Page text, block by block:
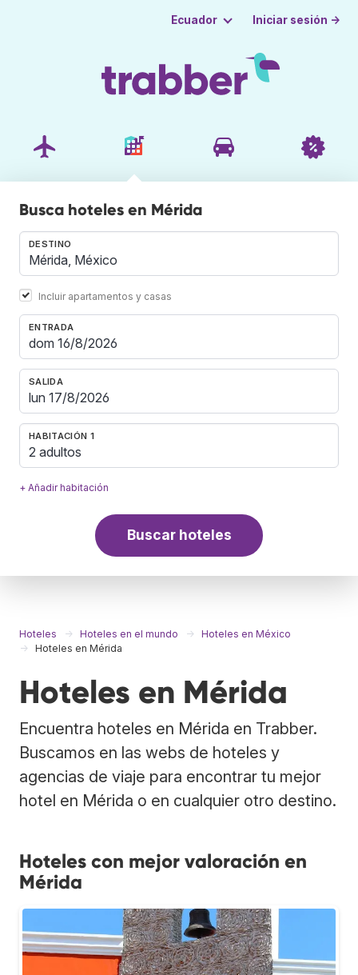
Ecuador Iniciar sesión →
Busca hoteles en Mérida
DESTINO
Incluir apartamentos y casas
ENTRADA
SALIDA
HABITACIÓN 1
2 adultos
+ Añadir habitación
Buscar hoteles
Hoteles Hoteles en el mundo
Hoteles en México
Hoteles en Mérida
Hoteles en Mérida
Encuentra hoteles en Mérida en Trabber.
Buscamos en las webs de hoteles y
agencias de viaje para encontrar tu mejor
hotel en Mérida o en cualquier otro destino.
Hoteles con mejor valoración en
Mérida